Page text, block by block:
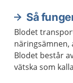
Så
Blodet
näringsämnen,
Blodet består
vätska som